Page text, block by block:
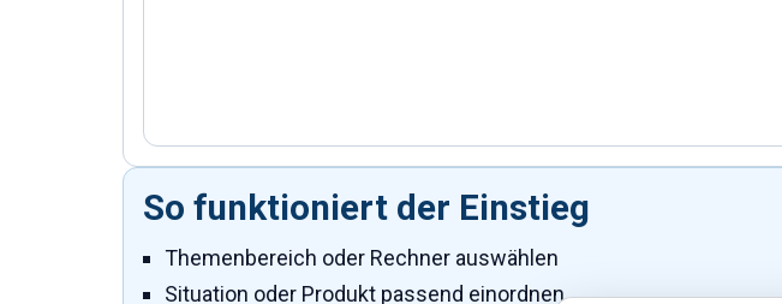
So funktioniert der Einstieg
Themenbereich oder Rechner auswählen
Situation oder Produkt passend einordnen